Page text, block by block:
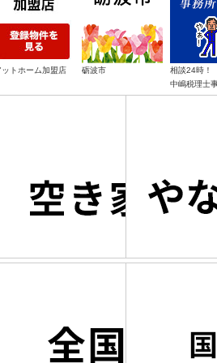
ットホーム加盟店 砺波市
相談24時！
中嶋税理士